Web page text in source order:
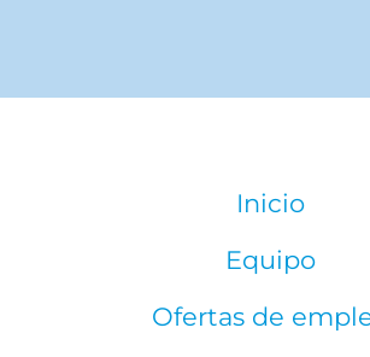
Inicio
Equipo
Ofertas de